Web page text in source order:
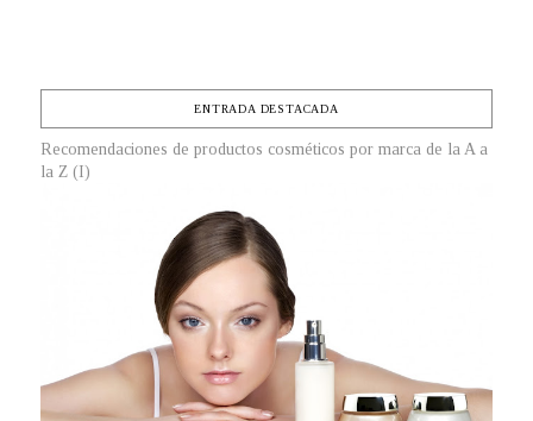
ENTRADA DESTACADA
Recomendaciones de productos cosméticos por marca de la A a
la Z (I)